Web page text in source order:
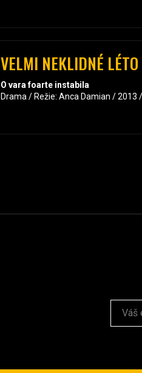
VELMI NEKLIDNÉ LÉTO
O vara foarte instabila
Drama / Režie: Anca Damian / 2013